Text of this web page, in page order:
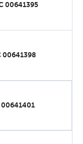
00641395
00641398
00641401